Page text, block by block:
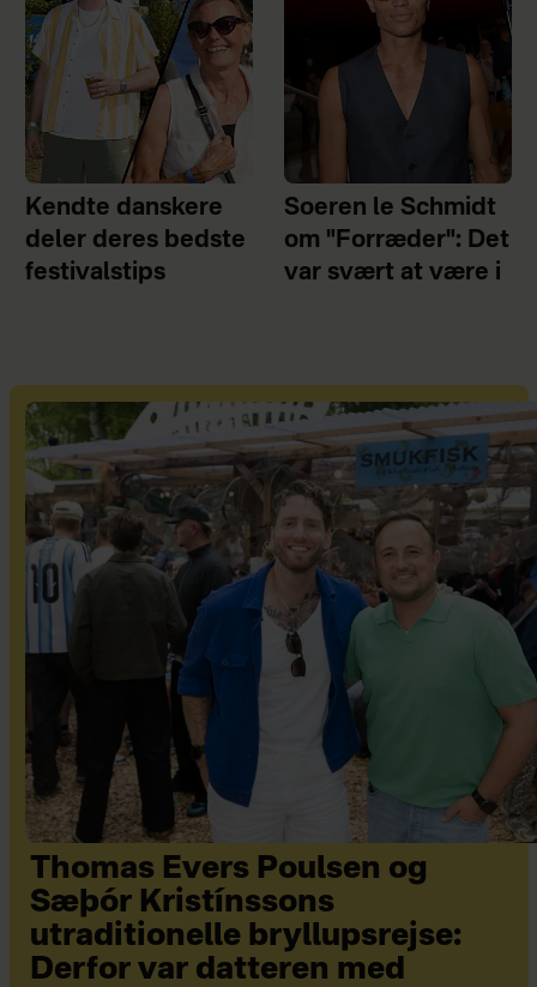
Kendte danskere
deler deres bedste
festivalstips
Soeren le Schmidt
om "Forræder": Det
var svært at være i
Thomas Evers Poulsen og
Sæþór Kristínssons
utraditionelle bryllupsrejse:
Derfor var datteren med